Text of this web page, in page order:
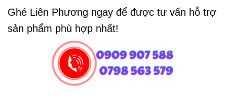
Ghé Liên Phương ngay để được tư vấn hỗ trợ
sản phẩm phù hợp nhất!